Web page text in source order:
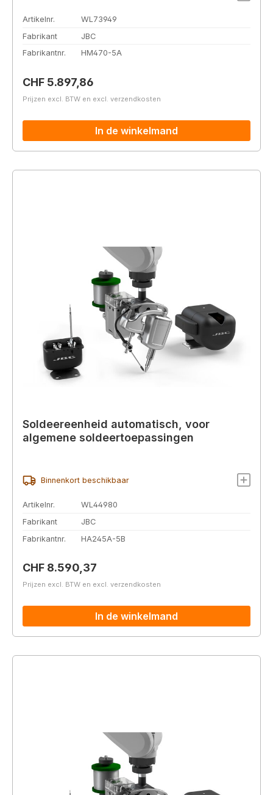
Artikelnr.
WL73949
Fabrikant
JBC
Fabrikantnr.
HM470-5A
Normale prijs:
CHF 5.897,86
Prijzen excl. BTW en excl. verzendkosten
In de winkelmand
Soldeereenheid automatisch, voor
algemene soldeertoepassingen
Binnenkort beschikbaar
Artikelnr.
WL44980
Fabrikant
JBC
Fabrikantnr.
HA245A-5B
Normale prijs:
CHF 8.590,37
Prijzen excl. BTW en excl. verzendkosten
In de winkelmand